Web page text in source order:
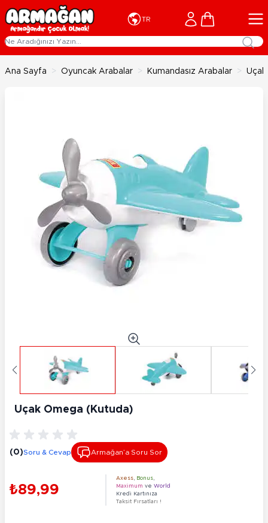
İçeriğe geç
TR Cart
Ana Sayfa > Oyuncak Arabalar > Kumandasız Arabalar >
Uçak Omega (Kutuda)
(0)Soru & Cevap Armağan’a Soru Sor
₺89,99
Axess Bonus
Maximum ve World
Kredi Kartınıza
Taksit Fırsatları !